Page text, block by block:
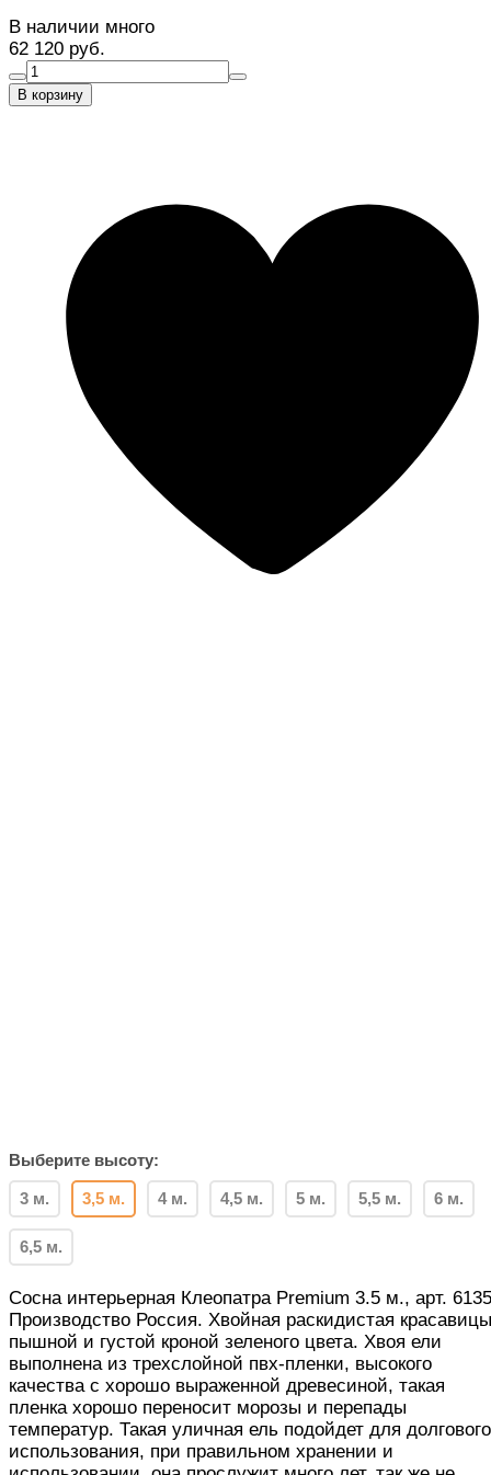
В наличии много
62 120 руб.
В корзину
Выберите высоту:
3 м. 3,5 м. 4 м. 4,5 м. 5 м. 5,5 м. 6 м.
6,5 м.
Сосна интерьерная Клеопатра Premium 3.5 м., арт.
Производство Россия. Хвойная раскидистая
пышной и густой кроной зеленого цвета. Хвоя ели
выполнена из трехслойной пвх-пленки, высокого
качества с хорошо выраженной древесиной, такая
пленка хорошо переносит морозы и перепады
температур. Такая уличная ель подойдет для долгового
использования, при правильном хранении и